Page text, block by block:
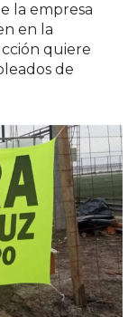
la empresa
en la
quiere
de